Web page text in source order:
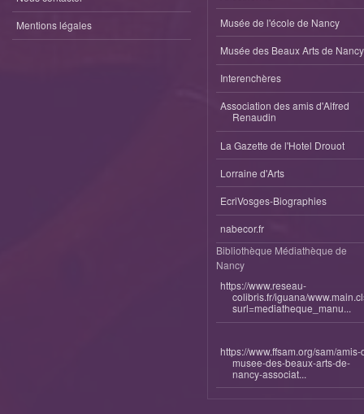
Mentions légales Musée de l'école de Nancy
Musée des Beaux Arts de Nancy
Interenchères
Association des amis d'Alfred
Renaudin
La Gazette de l'Hotel Drouot
Lorraine d'Arts
EcriVosges-Biographies
nabecor.fr
Bibliothèque Médiathèque de
Nancy
https://www.reseau-
colibris.fr/iguana/
surl=mediatheque_manu...
https://www.ffsam.org/sam/amis-
musee-des-beaux-arts-de-
nancy-associat...